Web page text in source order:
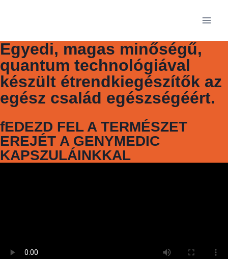
Egyedi, magas minőségű,
quantum technológiával
készült étrendkiegészítők az
egész család egészségéért.
fEDEZD FEL A TERMÉSZET
EREJÉT A GENYMEDIC
KAPSZULÁINKKAL